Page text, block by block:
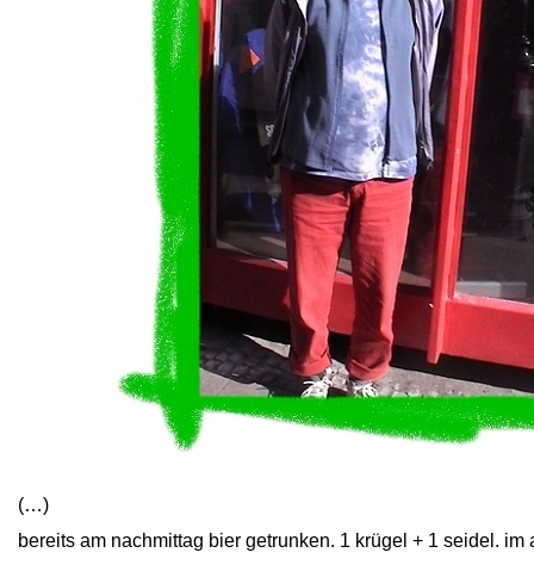
(…)
bereits am nachmittag bier getrunken. 1 krügel + 1 seidel.